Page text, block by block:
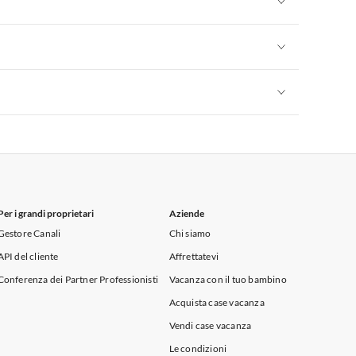
i grandi proprietari
Canali
del cliente
dei Partner Professionisti
Aziende
Chi siamo
Affrettatevi
Vacanza con il tuo bambino
Acquista case vacanza
Vendi case vacanza
Le condizioni